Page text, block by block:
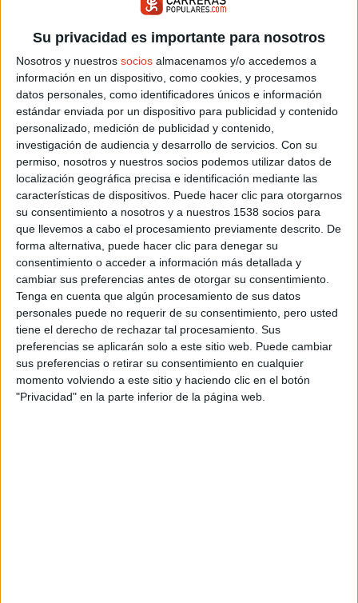
Su privacidad es importante para nosotros
Nosotros y nuestros socios almacenamos y/o accedemos a
información en un dispositivo, como cookies, y procesamos
datos personales, como identificadores únicos e información
estándar enviada por un dispositivo para publicidad y contenido
personalizado, medición de publicidad y contenido,
investigación de audiencia y desarrollo de servicios. Con su
permiso, nosotros y nuestros socios podemos utilizar datos de
localización geográfica precisa e identificación mediante las
características de dispositivos. Puede hacer clic para otorgarnos
su consentimiento a nosotros y a nuestros 1538 socios para
que llevemos a cabo el procesamiento previamente descrito. De
forma alternativa, puede hacer clic para denegar su
consentimiento o acceder a información más detallada y
cambiar sus preferencias antes de otorgar su consentimiento.
Tenga en cuenta que algún procesamiento de sus datos
personales puede no requerir de su consentimiento, pero usted
tiene el derecho de rechazar tal procesamiento. Sus
preferencias se aplicarán solo a este sitio web. Puede cambiar
sus preferencias o retirar su consentimiento en cualquier
momento volviendo a este sitio y haciendo clic en el botón
"Privacidad" en la parte inferior de la página web.
Doctor, ¿quiere ser mi amigo?
16/02/2021 - JAVIER SERRANO
Los atletas populares, por lo general, somos gente de altos
general, somos gente de cierta edad ...
04/10/2026
17/10/2026
IV 24H